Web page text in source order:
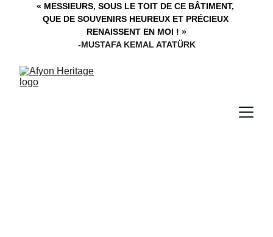
« MESSIEURS, SOUS LE TOIT DE CE BÂTIMENT,
QUE DE SOUVENIRS HEUREUX ET PRÉCIEUX
RENAISSENT EN MOI ! »
-MUSTAFA KEMAL ATATÜRK